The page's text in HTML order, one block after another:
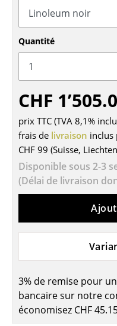
Tables
Tables de repas
Tables d’appoint
Secrétaires &
Tables de
Tables hautes &
Tables enfants
Table de jardin
Pièces détachées
... voir toutes les
Quantité
CHF
prix TTC (TVA 8,1%
frais de livraison inclus
CHF 99 (Suisse,
Disponible sous 2-3
(Délai de livraison
3% de remise pour un
bancaire sur notre
économisez CHF